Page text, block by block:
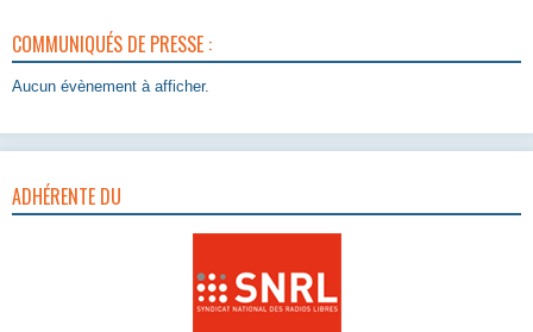
COMMUNIQUÉS DE PRESSE :
Aucun évènement à afficher.
ADHÉRENTE DU